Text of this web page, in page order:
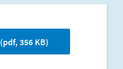
(pdf, 356 KB)